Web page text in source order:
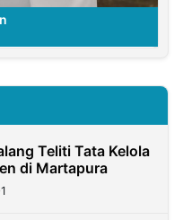
Teliti Tata Kelola
di Martapura